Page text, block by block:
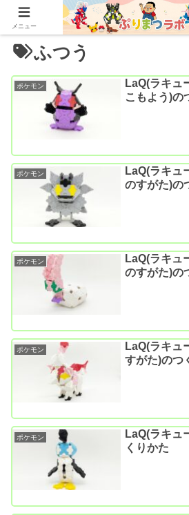
ふつう
ポケモン
LaQ(ラキュ
こもよう)の
ポケモン
LaQ(ラキュ
のすがた)の
ポケモン
LaQ(ラキュ
のすがた)の
ポケモン
LaQ(ラキュ
すがた)のつ
ポケモン
LaQ(ラキュ
くりかた
メニュー